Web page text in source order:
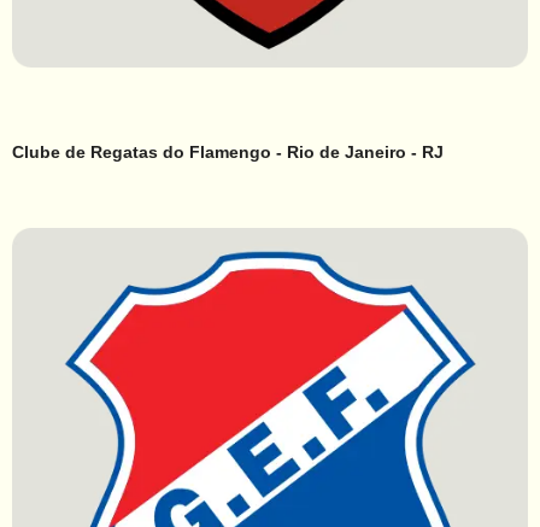
Clube de Regatas do Flamengo - Rio de Janeiro - RJ